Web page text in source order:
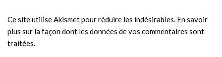
Ce site utilise Akismet pour réduire les indésirables. En savoir
plus sur la façon dont les données de vos commentaires sont
traitées